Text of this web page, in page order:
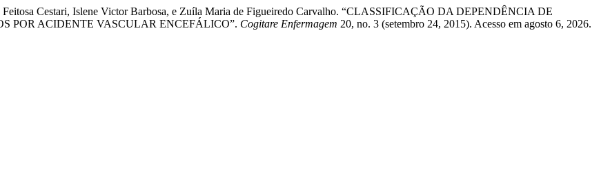
Feitosa Cestari, Islene Victor Barbosa, e Zuíla Maria de Figueiredo Carvalho. “CLASSIFICAÇÃO DA DEPENDÊNCIA DE
POR ACIDENTE VASCULAR ENCEFÁLICO”. Cogitare Enfermagem 20, no. 3 (setembro 24, 2015). Acesso em agosto 6, 2026.